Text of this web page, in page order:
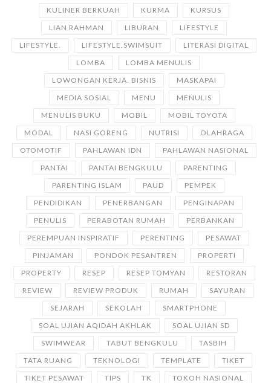
KULINER BERKUAH
KURMA
KURSUS
LIAN RAHMAN
LIBURAN
LIFESTYLE
LIFESTYLE.
LIFESTYLE.SWIMSUIT
LITERASI DIGITAL
LOMBA
LOMBA MENULIS
LOWONGAN KERJA. BISNIS
MASKAPAI
MEDIA SOSIAL
MENU
MENULIS
MENULIS BUKU
MOBIL
MOBIL TOYOTA
MODAL
NASI GORENG NUTRISI
OLAHRAGA
OTOMOTIF
PAHLAWAN IDN
PAHLAWAN NASIONAL
PANTAI
PANTAI BENGKULU
PARENTING
PARENTING ISLAM
PAUD
PEMPEK
PENDIDIKAN
PENERBANGAN
PENGINAPAN
PENULIS
PERABOTAN RUMAH
PERBANKAN
PEREMPUAN INSPIRATIF
PERENTING
PESAWAT
PINJAMAN
PONDOK PESANTREN
PROPERTI
PROPERTY
RESEP RESEP TOMYAN
RESTORAN
REVIEW
REVIEW PRODUK RUMAH
SAYURAN
SEJARAH
SEKOLAH
SMARTPHONE
SOAL UJIAN AQIDAH AKHLAK
SOAL UJIAN SD
SWIMWEAR
TABUT BENGKULU
TASBIH
TATA RUANG
TEKNOLOGI TEMPLATE
TIKET
TIKET PESAWAT
TIPS TK
TOKOH NASIONAL